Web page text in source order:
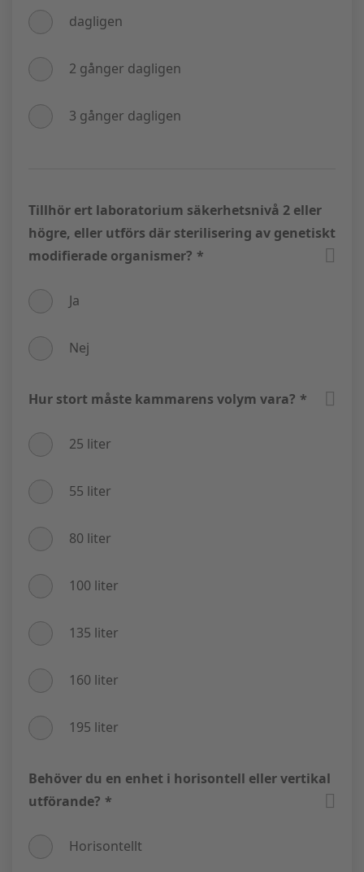
dagligen
2 gånger dagligen
3 gånger dagligen
Tillhör ert laboratorium säkerhetsnivå 2 eller
högre, eller utförs där sterilisering av genetiskt
modifierade organismer? *
Ja
Nej
Hur stort måste kammarens volym vara? *
25 liter
55 liter
80 liter
100 liter
135 liter
160 liter
195 liter
Behöver du en enhet i horisontell eller vertikal
utförande? *
Horisontellt